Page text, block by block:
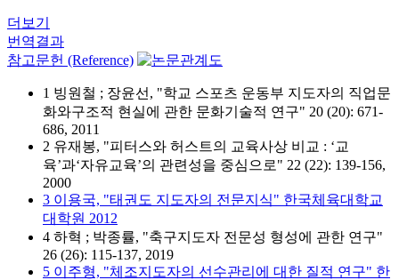
더보기
번역결과
참고문헌 (Reference)
1 빙원철 ; 장윤선, "학교 스포츠 운동부 지도자의 직업문
화와구조적 현실에 관한 문화기술적 연구" 20 (20): 671-
686, 2011
2 유재봉, "피터스와 허스트의 교육사상 비교 : ‘교
육’과‘자유교육’의 관련성을 중심으로" 22 (22): 139-156,
2000
3 이용국, "태권도 지도자의 전문지식" 한국체육대학교
대학원 2012
4 하혁 ; 박종률, "축구지도자 전문성 형성에 관한 연구"
26 (26): 115-137, 2019
5 이주형, "체조지도자의 선수관리에 대한 질적 연구" 한